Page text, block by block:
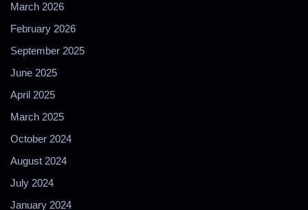
March 2026
February 2026
September 2025
June 2025
April 2025
March 2025
October 2024
August 2024
July 2024
January 2024